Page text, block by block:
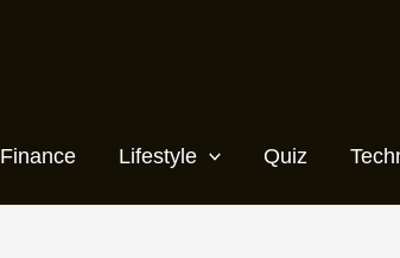
Finance Lifestyle Quiz